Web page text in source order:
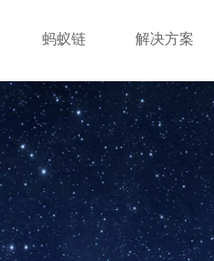
蚂蚁链 解决方案